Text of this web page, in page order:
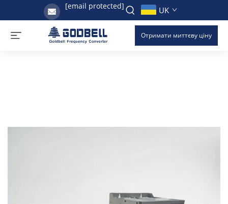
[email protected] UK
Отримати миттєву ціну